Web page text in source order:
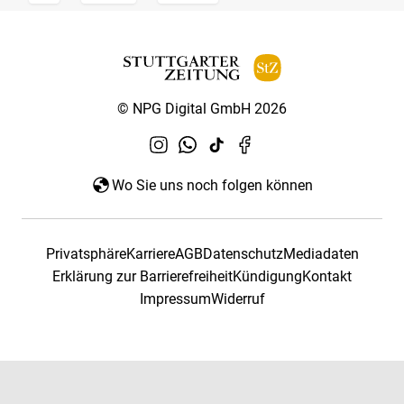
© NPG Digital GmbH 2026
Wo Sie uns noch folgen können
PrivatsphäreKarriereAGBDatenschutzMediadaten
Erklärung zur BarrierefreiheitKündigungKontakt
ImpressumWiderruf